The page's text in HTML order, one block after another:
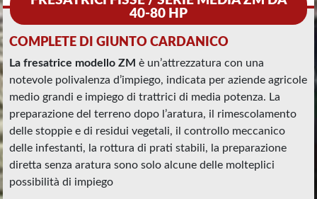
40-80 HP
COMPLETE DI GIUNTO CARDANICO
La fresatrice modello ZM è un’attrezzatura con una
notevole polivalenza d’impiego, indicata per aziende agricole
medio grandi e impiego di trattrici di media potenza. La
preparazione del terreno dopo l’aratura, il rimescolamento
delle stoppie e di residui vegetali, il controllo meccanico
delle infestanti, la rottura di prati stabili, la preparazione
diretta senza aratura sono solo alcune delle molteplici
possibilità di impiego